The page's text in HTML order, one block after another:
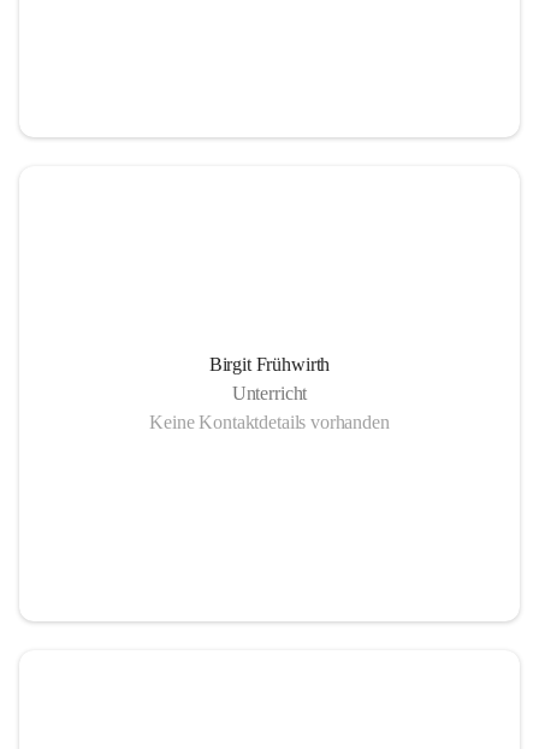
Birgit Frühwirth
Unterricht
Keine Kontaktdetails vorhanden